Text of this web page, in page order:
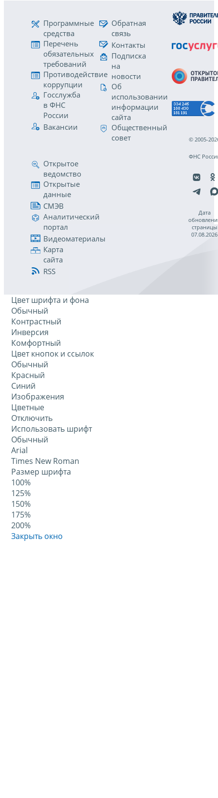
Программные
средства
Перечень
обязательных
требований
Противодействие
коррупции
Госслужба
в ФНС
России
Вакансии
Обратная
связь
Контакты
Подписка
на
новости
Об
использовании
информации
сайта
Общественный
совет
Открытое
ведомство
Открытые
данные
СМЭВ
Аналитический
портал
Видеоматериалы
Карта
сайта
RSS
© 2005-
ФНС
Дата
страницы
07.08.2026
Цвет шрифта и фона
Обычный
Контрастный
Инверсия
Комфортный
Цвет кнопок и ссылок
Обычный
Красный
Синий
Изображения
Цветные
Отключить
Использовать шрифт
Обычный
Arial
Times New Roman
Размер шрифта
100%
125%
150%
175%
200%
Закрыть окно